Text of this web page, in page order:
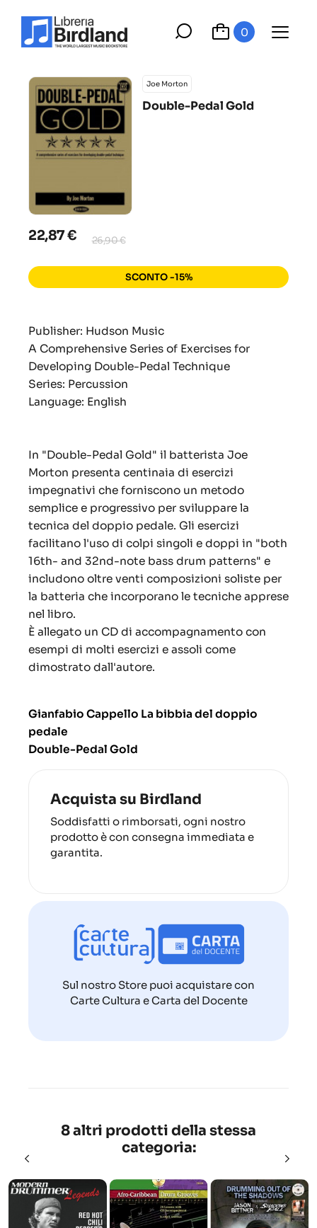
0
Joe Morton
Double-Pedal Gold
22,87 € 26,90 €
SCONTO -15%
Publisher: Hudson Music
A Comprehensive Series of Exercises for
Developing Double-Pedal Technique
Series: Percussion
Language: English
In "Double-Pedal Gold" il batterista Joe
Morton presenta centinaia di esercizi
impegnativi che forniscono un metodo
semplice e progressivo per sviluppare la
tecnica del doppio pedale. Gli esercizi
facilitano l'uso di colpi singoli e doppi in "both
16th- and 32nd-note bass drum patterns" e
includono oltre venti composizioni soliste per
la batteria che incorporano le tecniche apprese
nel libro.
È allegato un CD di accompagnamento con
esempi di molti esercizi e assoli come
dimostrato dall'autore.
Gianfabio Cappello La bibbia del doppio
pedale
Double-Pedal Gold
Acquista su Birdland
Soddisfatti o rimborsati, ogni nostro
prodotto è con consegna immediata e
garantita.
Sul nostro Store puoi acquistare con
Carte Cultura e Carta del Docente
8 altri prodotti della stessa
categoria: